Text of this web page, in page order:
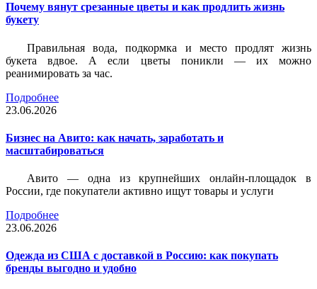
Почему вянут срезанные цветы и как продлить жизнь
букету
Правильная вода, подкормка и место продлят жизнь
букета вдвое. А если цветы поникли — их можно
реанимировать за час.
Подробнее
23.06.2026
Бизнес на Авито: как начать, заработать и
масштабироваться
Авито — одна из крупнейших онлайн-площадок в
России, где покупатели активно ищут товары и услуги
Подробнее
23.06.2026
Одежда из США с доставкой в Россию: как покупать
бренды выгодно и удобно